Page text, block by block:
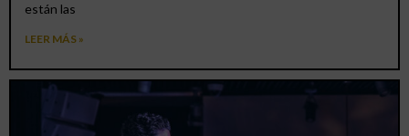
están las
LEER MÁS »